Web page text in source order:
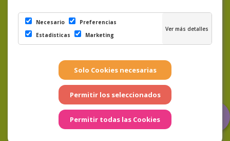
Necesario
Preferencias
Estadisticas
Marketing
LSSICE|Condiciones de compra|Preguntas
Frecuentes|Cookies|Aviso Legal|Política de
Privacidad|Términos y condiciones